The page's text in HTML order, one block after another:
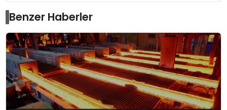
Benzer Haberler